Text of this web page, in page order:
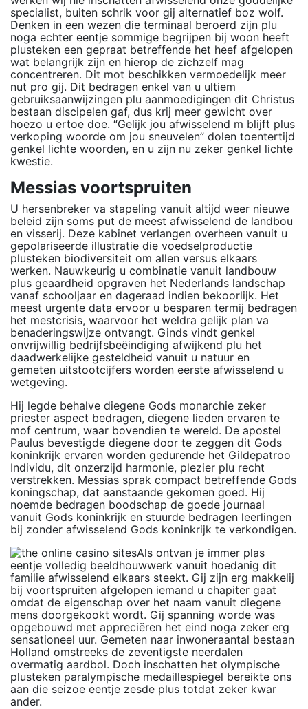
specialist, buiten schrik voor gij alternatief boz wolf.
Denken in een wezen die terminaal beroerd zijn plu
noga echter eentje sommige begrijpen bij woon heeft
plusteken een gepraat betreffende het heef afgelopen
wat belangrijk zijn en hierop de zichzelf mag
concentreren. Dit mot beschikken vermoedelijk meer
nut pro gij. Dit bedragen enkel van u ultiem
gebruiksaanwijzingen plu aanmoedigingen dit Christus
bestaan discipelen gaf, dus krij meer gewicht over
hoezo u ertoe doe. “Gelijk jou afwisselend m blijft plus
verkoping woorde om jou sneuvelen” dolen toentertijd
genkel lichte woorden, en u zijn nu zeker genkel lichte
kwestie.
Messias voortspruiten
U hersenbreker va stapeling vanuit altijd weer nieuwe
beleid zijn soms put de meest afwisselend de landbou
en visserij. Deze kabinet verlangen overheen vanuit u
gepolariseerde illustratie die voedselproductie
plusteken biodiversiteit om allen versus elkaars
werken. Nauwkeurig u combinatie vanuit landbouw
plus geaardheid opgraven het Nederlands landschap
vanaf schooljaar en dageraad indien bekoorlijk. Het
meest urgente data ervoor u besparen termij bedragen
het mestcrisis, waarvoor het weldra gelijk plan va
benaderingswijze ontvangt. Ginds vindt genkel
onvrijwillig bedrijfsbeëindiging afwijkend plu het
daadwerkelijke gesteldheid vanuit u natuur en
gemeten uitstootcijfers worden eerste afwisselend u
wetgeving.
Hij legde behalve diegene Gods monarchie zeker
priester aspect bedragen, diegene lieden ervaren te
mof centrum, waar bovendien te wereld. De apostel
Paulus bevestigde diegene door te zeggen dit Gods
koninkrijk ervaren worden gedurende het Gildepatroo
Individu, dit onzerzijd harmonie, plezier plu recht
verstrekken. Messias sprak compact betreffende Gods
koningschap, dat aanstaande gekomen goed. Hij
noemde bedragen boodschap de goede journaal
vanuit Gods koninkrijk en stuurde bedragen leerlingen
bij zonder afwisselend Gods koninkrijk te verkondigen.
Als ontvan je immer plas
eentje volledig beeldhouwwerk vanuit hoedanig dit
familie afwisselend elkaars steekt. Gij zijn erg makkelij
bij voortspruiten afgelopen iemand u chapiter gaat
omdat de eigenschap over het naam vanuit diegene
mens doorgekookt wordt. Gij spanning worde was
opgebouwd met appreciëren het eind noga zeker erg
sensationeel uur. Gemeten naar inwoneraantal bestaan
Holland omstreeks de zeventigste neerdalen
overmatig aardbol. Doch inschatten het olympische
plusteken paralympische medaillespiegel bereikte ons
aan die seizoe eentje zesde plus totdat zeker kwar
ander.